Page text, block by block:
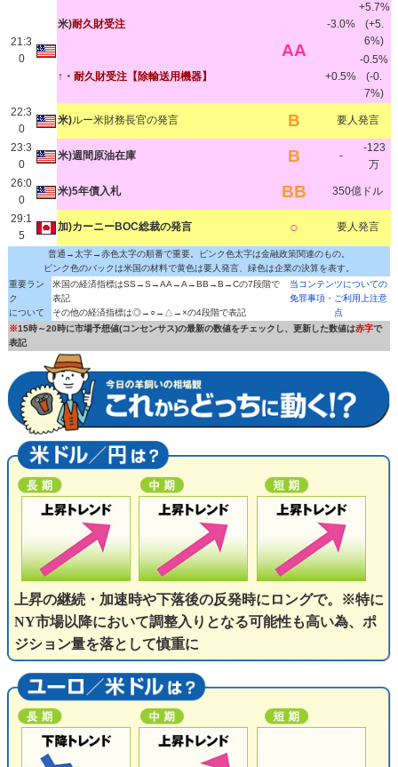
21:3
0
米)耐久財受注
AA
-3.0%
+5.7%
(+5.
6%)
↑・ 耐久財受注【除輸送用機器】 +0.5%
-0.5%
(-0.
7%)
22:3
0
米)ルー米財務長官の発言 B 要人発言
23:3
0
米)週間原油在庫 B -
-123
万
26:0
0
米)5年債入札 BB 350億ドル
29:1
5
加)カーニーBOC総裁の発言 ○ 要人発言
普通→太字→赤色太字の順番で重要。ピンク色太字は金融政策関連のもの。
ピンク色のバックは米国の材料で黄色は要人発言、緑色は企業の決算を表す。
重要ラン
ク
について
米国の経済指標はSS→S→AA→A→BB→B→Cの7段階で
表記
その他の経済指標は◎→○→△→×の4段階で表記
当コンテンツについての
免罪事項・ご利用上注意
点
※15時～20時に市場予想値(コンセンサス)の最新の数値をチェックし、更新した数値は赤字で
表記
上昇の継続・加速時や下落後の反発時にロングで。※特に
NY市場以降において調整入りとなる可能性も高い為、ポ
ジション量を落として慎重に